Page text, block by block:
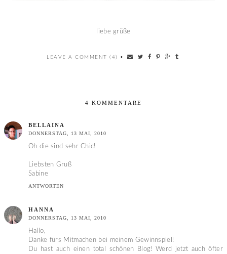
liebe grüße
LEAVE A COMMENT (4) •
4 KOMMENTARE
BELLAINA
DONNERSTAG, 13 MAI, 2010
Oh die sind sehr Chic!
Liebsten Gruß
Sabine
ANTWORTEN
HANNA
DONNERSTAG, 13 MAI, 2010
Hallo,
Danke fürs Mitmachen bei meinem Gewinnspiel!
Du hast auch einen total schönen Blog! Werd jetzt auch öfter